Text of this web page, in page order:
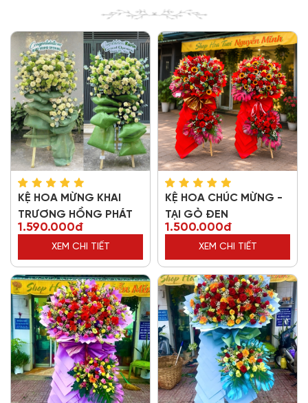
KỆ HOA MỪNG KHAI
TRƯƠNG HỒNG PHÁT
1.590.000đ
XEM CHI TIẾT
KỆ HOA CHÚC MỪNG -
TẠI GÒ ĐEN
1.500.000đ
XEM CHI TIẾT